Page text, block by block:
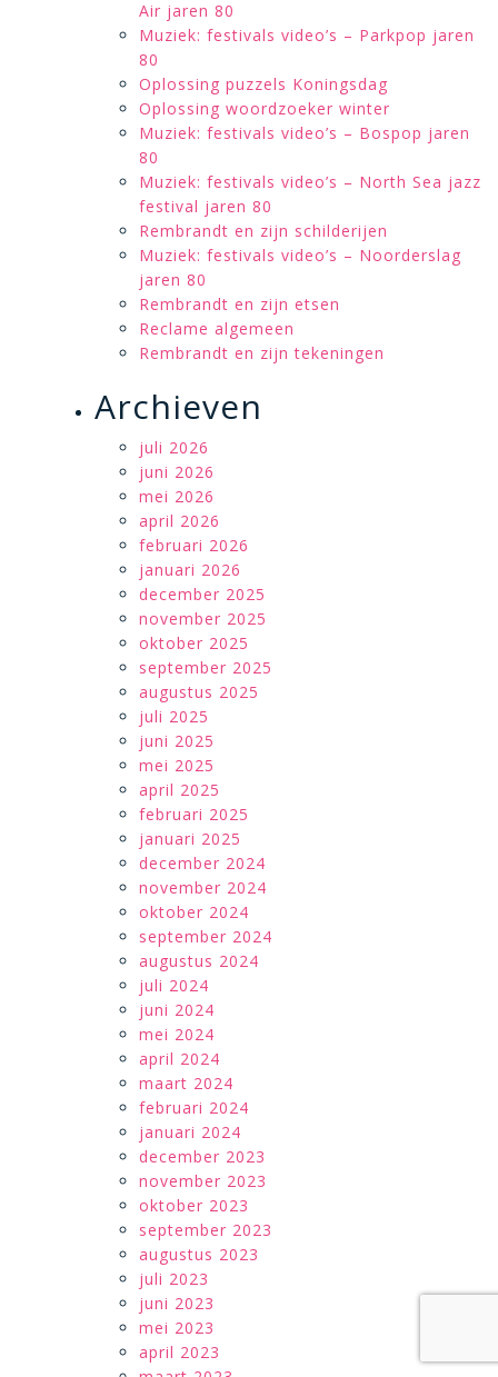
Air jaren 80
Muziek: festivals video’s – Parkpop jaren
80
Oplossing puzzels Koningsdag
Oplossing woordzoeker winter
Muziek: festivals video’s – Bospop jaren
80
Muziek: festivals video’s – North Sea jazz
festival jaren 80
Rembrandt en zijn schilderijen
Muziek: festivals video’s – Noorderslag
jaren 80
Rembrandt en zijn etsen
Reclame algemeen
Rembrandt en zijn tekeningen
Archieven
juli 2026
juni 2026
mei 2026
april 2026
februari 2026
januari 2026
december 2025
november 2025
oktober 2025
september 2025
augustus 2025
juli 2025
juni 2025
mei 2025
april 2025
februari 2025
januari 2025
december 2024
november 2024
oktober 2024
september 2024
augustus 2024
juli 2024
juni 2024
mei 2024
april 2024
maart 2024
februari 2024
januari 2024
december 2023
november 2023
oktober 2023
september 2023
augustus 2023
juli 2023
juni 2023
mei 2023
april 2023